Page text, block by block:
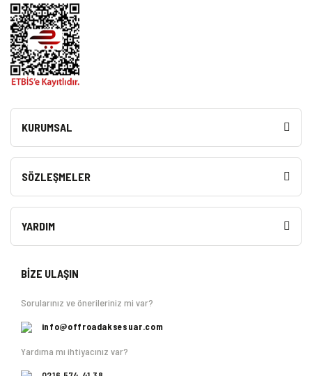
KURUMSAL
SÖZLEŞMELER
YARDIM
BİZE ULAŞIN
Sorularınız ve önerileriniz mi var?
info@offroadaksesuar.com
Yardıma mı ihtiyacınız var?